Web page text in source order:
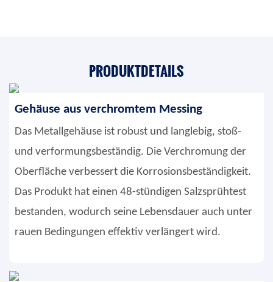
PRODUKTDETAILS
Gehäuse aus verchromtem Messing
Das Metallgehäuse ist robust und langlebig, stoß-
und verformungsbeständig. Die Verchromung der
Oberfläche verbessert die Korrosionsbeständigkeit.
Das Produkt hat einen 48-stündigen Salzsprühtest
bestanden, wodurch seine Lebensdauer auch unter
rauen Bedingungen effektiv verlängert wird.